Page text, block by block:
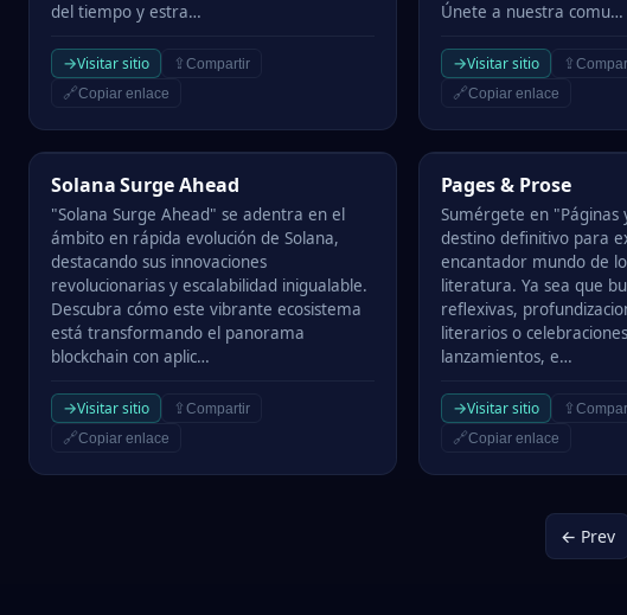
del tiempo y estra…
→Visitar sitio ⇪ Compartir
🔗Copiar enlace
Únete a nuestra comu…
→Visitar sitio ⇪
🔗Copiar enlace
Solana Surge Ahead
Solana Surge Ahead
"Solana Surge Ahead" se adentra en el
ámbito en rápida evolución de Solana,
destacando sus innovaciones
revolucionarias y escalabilidad inigualable.
Descubra cómo este vibrante ecosistema
está transformando el panorama
blockchain con aplic…
→Visitar sitio ⇪ Compartir
🔗Copiar enlace
Pages & Prose
Pages & Prose
Sumérgete en "Páginas
destino definitivo para
encantador mundo de
literatura. Ya sea que
reflexivas,
literarios o
lanzamientos, e…
→Visitar sitio ⇪
🔗Copiar enlace
← Prev